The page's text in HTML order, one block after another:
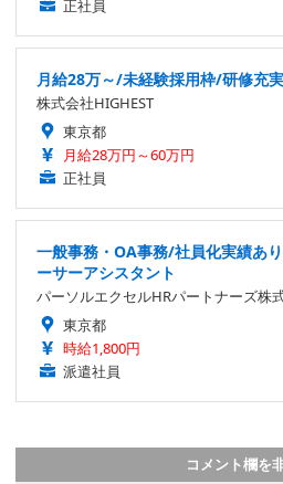
正社員
月給28万～/未経験採用枠/研修充
株式会社HIGHEST
東京都
月給28万円～60万円
正社員
一般事務・OA事務/社員化実績あ
ーサーアシスタント
パーソルエクセルHRパートナーズ株
東京都
時給1,800円
派遣社員
コメント欄を